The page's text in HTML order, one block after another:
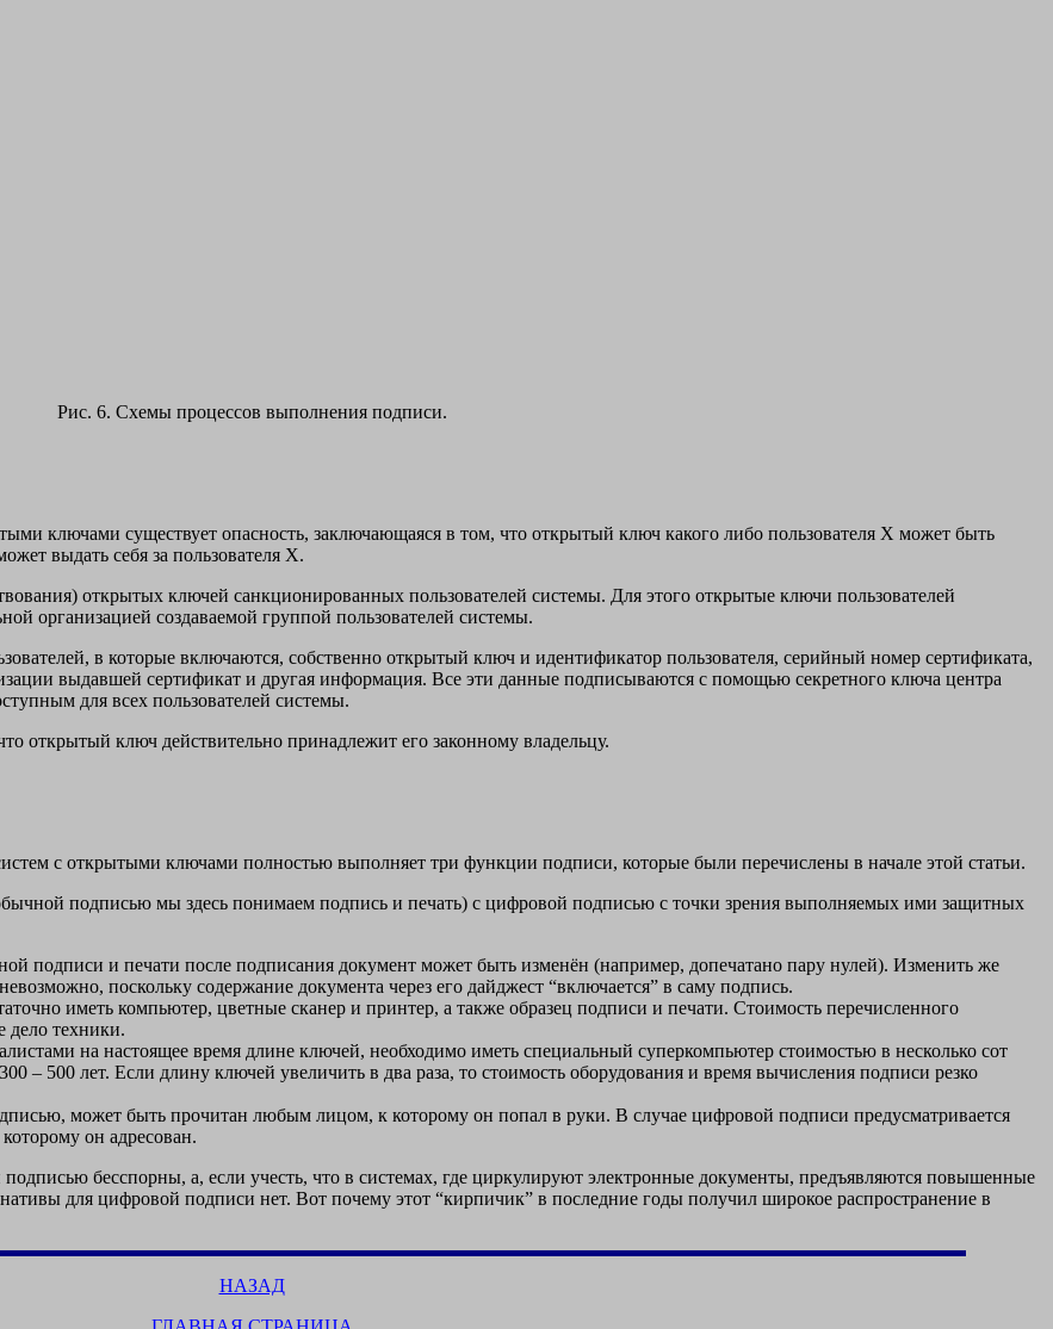
Рис. 6. Схемы процессов выполнения подписи.
ключами существует опасность, заключающаяся в том, что открытый ключ какого либо пользователя X может быть
выдать себя за пользователя X.
открытых ключей санкционированных пользователей системы. Для этого открытые ключи пользователей
организацией создаваемой группой пользователей системы.
в которые включаются, собственно открытый ключ и идентификатор пользователя, серийный номер сертификата,
выдавшей сертификат и другая информация. Все эти данные подписываются с помощью секретного ключа центра
для всех пользователей системы.
открытый ключ действительно принадлежит его законному владельцу.
с открытыми ключами полностью выполняет три функции подписи, которые были перечислены в начале этой статьи.
подписью мы здесь понимаем подпись и печать) с цифровой подписью с точки зрения выполняемых ими защитных
подписи и печати после подписания документ может быть изменён (например, допечатано пару нулей). Изменить же
поскольку содержание документа через его дайджест “включается” в саму подпись.
иметь компьютер, цветные сканер и принтер, а также образец подписи и печати. Стоимость перечисленного
дело техники.
на настоящее время длине ключей, необходимо иметь специальный суперкомпьютер стоимостью в несколько сот
– 500 лет. Если длину ключей увеличить в два раза, то стоимость оборудования и время вычисления подписи резко
может быть прочитан любым лицом, к которому он попал в руки. В случае цифровой подписи предусматривается
он адресован.
бесспорны, а, если учесть, что в системах, где циркулируют электронные документы, предъявляются повышенные
для цифровой подписи нет. Вот почему этот “кирпичик” в последние годы получил широкое распространение в
НАЗАД